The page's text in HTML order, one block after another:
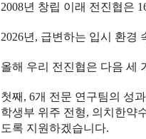
2008년 창립 이래 전진협은
2026년, 급변하는 입시 환경
올해 우리 전진협은 다음 세
첫째, 6개 전문 연구팀의 성
학생부 위주 전형, 의치한약
도록 지원하겠습니다.